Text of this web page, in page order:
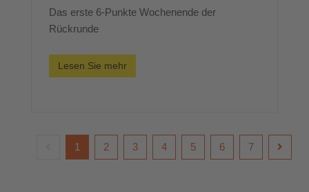
Das erste 6-Punkte Wochenende der
Rückrunde
Lesen Sie mehr
1 2 3 4 5 6 7